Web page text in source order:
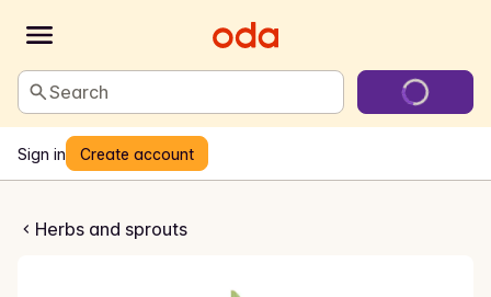
Search
Sign in Create account
Herbs and sprouts
Sukkerertspirer